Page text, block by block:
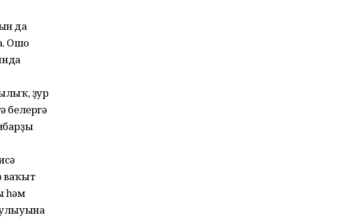
да
Ошо
ҙур
белергә
ваҡыт
һәм